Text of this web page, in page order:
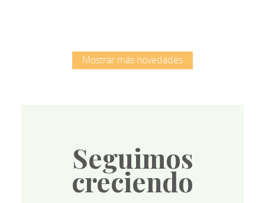
Mostrar más novedades
Seguimos
creciendo